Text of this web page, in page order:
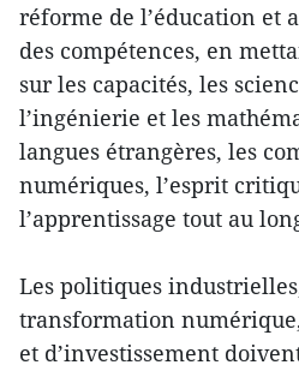
réforme de l’éducation et
des compétences, en
sur les capacités, les
l’ingénierie et les
langues étrangères, les
numériques, l’esprit
l’apprentissage tout au
Les politiques
transformation
et d’investissement